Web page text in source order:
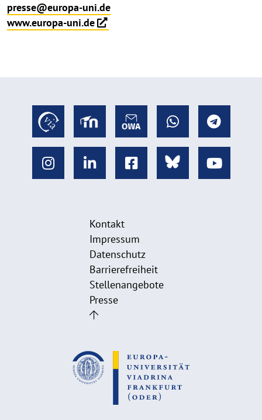
presse@europa-uni.de
www.europa-uni.de
Kontakt
Impressum
Datenschutz
Barrierefreiheit
Stellenangebote
Presse